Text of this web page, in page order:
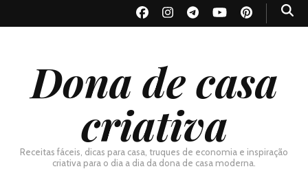
Dona de casa
criativa
Receitas fáceis, dicas para casa, truques de economia e inspiração
criativa para o dia a dia da dona de casa moderna.